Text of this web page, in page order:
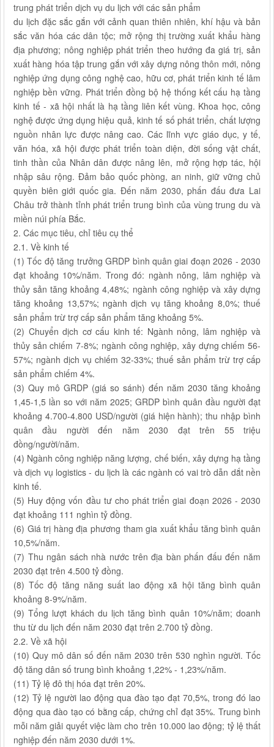
trung phát triển dịch vụ du lịch với các sản phẩm
du lịch đặc sắc gắn với cảnh quan thiên nhiên, khí hậu và bản
sắc văn hóa các dân tộc; mở rộng thị trường xuất khẩu hàng
địa phương; nông nghiệp phát triển theo hướng đa giá trị, sản
xuất hàng hóa tập trung gắn với xây dựng nông thôn mới, nông
nghiệp ứng dụng công nghệ cao, hữu cơ, phát triển kinh tế lâm
nghiệp bền vững. Phát triển đồng bộ hệ thống kết cấu hạ tầng
kinh tế - xã hội nhất là hạ tầng liên kết vùng. Khoa học, công
nghệ được ứng dụng hiệu quả, kinh tế số phát triển, chất lượng
nguồn nhân lực được nâng cao. Các lĩnh vực giáo dục, y tế,
văn hóa, xã hội được phát triển toàn diện, đời sống vật chất,
tinh thần của Nhân dân được nâng lên, mở rộng hợp tác, hội
nhập sâu rộng. Đảm bảo quốc phòng, an ninh, giữ vững chủ
quyền biên giới quốc gia. Đến năm 2030, phấn đấu đưa Lai
Châu trở thành tỉnh phát triển trung bình của vùng trung du và
miền núi phía Bắc.
2. Các mục tiêu, chỉ tiêu cụ thể
2.1. Về kinh tế
(1) Tốc độ tăng trưởng GRDP bình quân giai đoạn 2026 - 2030
đạt khoảng 10%/năm. Trong đó: ngành nông, lâm nghiệp và
thủy sản tăng khoảng 4,48%; ngành công nghiệp và xây dựng
tăng khoảng 13,57%; ngành dịch vụ tăng khoảng 8,0%; thuế
sản phẩm trừ trợ cấp sản phẩm tăng khoảng 5%.
(2) Chuyển dịch cơ cấu kinh tế: Ngành nông, lâm nghiệp và
thủy sản chiếm 7-8%; ngành công nghiệp, xây dựng chiếm 56-
57%; ngành dịch vụ chiếm 32-33%; thuế sản phẩm trừ trợ cấp
sản phẩm chiếm 4%.
(3) Quy mô GRDP (giá so sánh) đến năm 2030 tăng khoảng
1,45-1,5 lần so với năm 2025; GRDP bình quân đầu người đạt
khoảng 4.700-4.800 USD/người (giá hiện hành); thu nhập bình
quân đầu người đến năm 2030 đạt trên 55 triệu
đồng/người/năm.
(4) Ngành công nghiệp năng lượng, chế biến, xây dựng hạ tầng
và dịch vụ logistics - du lịch là các ngành có vai trò dẫn dắt nền
kinh tế.
(5) Huy động vốn đầu tư cho phát triển giai đoạn 2026 - 2030
đạt khoảng 111 nghìn tỷ đồng.
(6) Giá trị hàng địa phương tham gia xuất khẩu tăng bình quân
10,5%/năm.
(7) Thu ngân sách nhà nước trên địa bàn phấn đấu đến năm
2030 đạt trên 4.500 tỷ đồng.
(8) Tốc độ tăng năng suất lao động xã hội tăng bình quân
khoảng 8-9%/năm.
(9) Tổng lượt khách du lịch tăng bình quân 10%/năm; doanh
thu từ du lịch đến năm 2030 đạt trên 2.700 tỷ đồng.
2.2. Về xã hội
(10) Quy mô dân số đến năm 2030 trên 530 nghìn người. Tốc
độ tăng dân số trung bình khoảng 1,22% - 1,23%/năm.
(11) Tỷ lệ đô thị hóa đạt trên 20%.
(12) Tỷ lệ người lao động qua đào tạo đạt 70,5%, trong đó lao
động qua đào tạo có bằng cấp, chứng chỉ đạt 35%. Trung bình
mỗi năm giải quyết việc làm cho trên 10.000 lao động; tỷ lệ thất
nghiệp đến năm 2030 dưới 1%.